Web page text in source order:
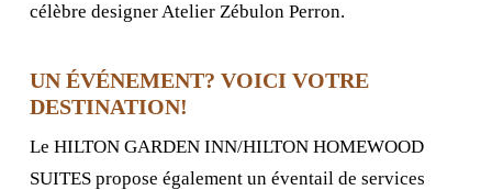
célèbre designer Atelier Zébulon Perron.
UN ÉVÉNEMENT? VOICI VOTRE
DESTINATION!
Le HILTON GARDEN INN/HILTON HOMEWOOD
SUITES propose également un éventail de services